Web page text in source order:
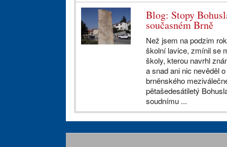
Blog: Stopy
současném Brně
Než jsem na podzim
školní lavice, zmínil se
školy, kterou navrhl
a snad ani nic nevěděl
brněnského
pětašedesátiletý
soudnímu ...